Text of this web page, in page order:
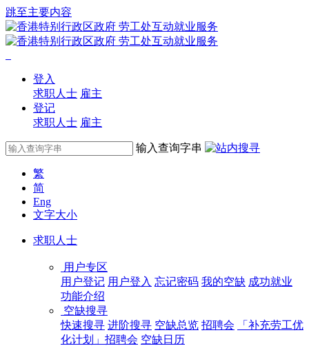
跳至主要内容
登入
求职人士 雇主
登记
求职人士 雇主
输入查询字串
繁
简
Eng
文字大小
求职人士
用户专区
用户登记 用户登入 忘记密码 我的空缺 成功就业
功能介绍
空缺搜寻
快速搜寻 进阶搜寻 空缺总览 招聘会
「补充劳工优
化计划」招聘会 空缺日历